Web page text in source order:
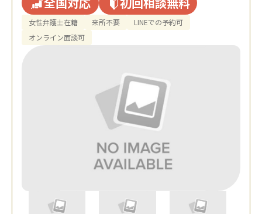
女性弁護士在籍 来所不要
LINEでの予約可
オンライン面談可